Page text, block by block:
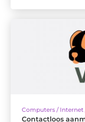
Computers / Internet
Contactloos